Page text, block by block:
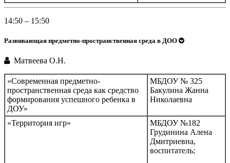
14:50 – 15:50
Развивающая предметно-пространственная среда в ДОО
Матвеева О.Н.
«Современная предметно-
пространственная среда как средство
формирования успешного ребенка в
ДОУ»
МБДОУ № 325
Бакулина Жанна
Николаевна
«Территория игр»
МБДОУ №182
Грудинина Алена
Дмитриевна,
воспитатель;